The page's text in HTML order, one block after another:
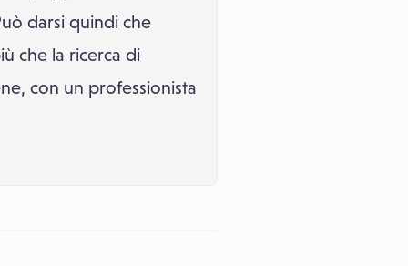
darsi quindi che
che la ricerca di
con un professionista